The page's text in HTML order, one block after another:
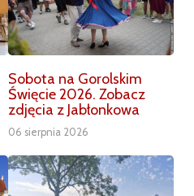
Sobota na Gorolskim
Święcie 2026. Zobacz
zdjęcia z Jabłonkowa
06 sierpnia 2026